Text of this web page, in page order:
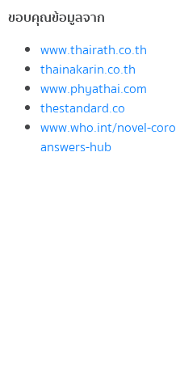
ขอบคุณข้อมูลจาก
www.thairath.co.th
thainakarin.co.th
www.phyathai.com
thestandard.co
www.who.int/novel-
answers-hub